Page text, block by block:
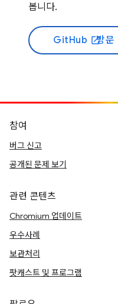
봅니다.
GitHub open_in_new
방문
참여
버그 신고
공개된 문제 보기
관련 콘텐츠
Chromium 업데이트
우수사례
보관처리
팟캐스트 및 프로그램